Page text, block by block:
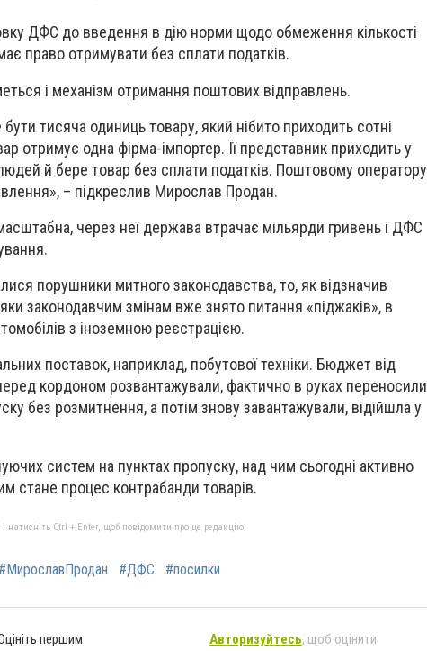
ДФС до введення в дію норми щодо обмеження кількості
право отримувати без сплати податків.
і механізм отримання поштових відправлень.
тисяча одиниць товару, який нібито приходить сотні
отримує одна фірма-імпортер. Її представник приходить у
й бере товар без сплати податків. Поштовому оператору
– підкреслив Мирослав Продан.
через неї держава втрачає мільярди гривень і ДФС
порушники митного законодавства, то, як відзначив
законодавчим змінам вже знято питання «піджаків», в
з іноземною реєстрацією.
поставок, наприклад, побутової техніки. Бюджет від
кордоном розвантажували, фактично в руках переносили
без розмитнення, а потім знову завантажували, відійшла у
систем на пунктах пропуску, над чим сьогодні активно
процес контрабанди товарів.
натисніть Ctrl + Enter, щоб повідомити про це редакцію
#МирославПродан #ДФС #посилки
першим Авторизуйтесь, щоб оцінити